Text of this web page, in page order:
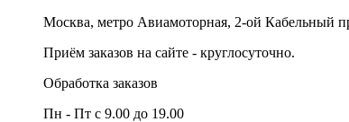
Москва, метро Авиамоторная, 2-ой Кабельный
Приём заказов на сайте - круглосуточно.
Обработка заказов
Пн - Пт с 9.00 до 19.00